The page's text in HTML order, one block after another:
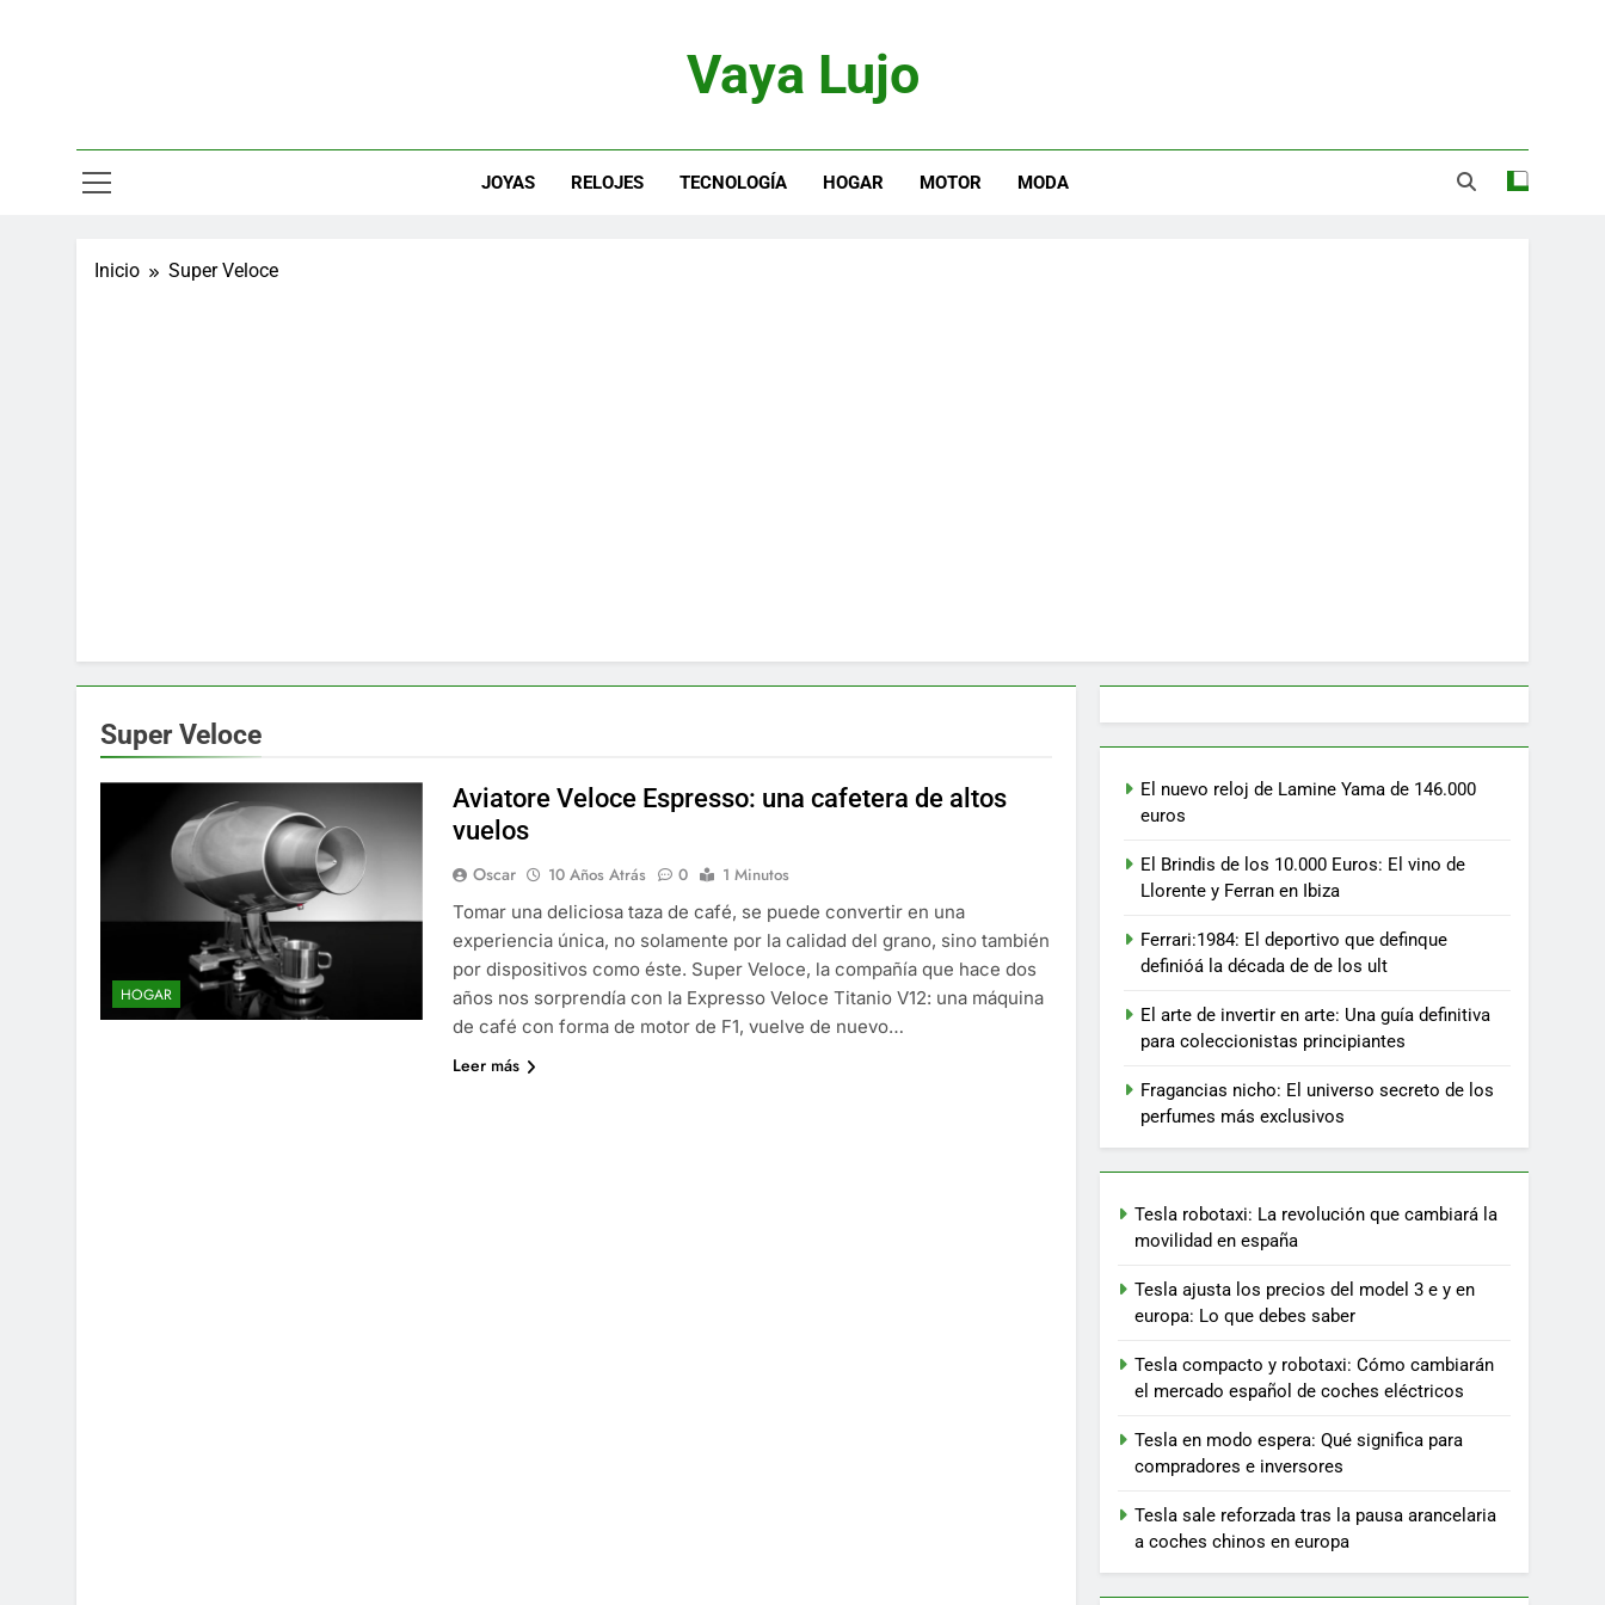
Vaya Lujo
JOYAS RELOJES TECNOLOGÍA HOGAR MOTOR MODA
Inicio Super Veloce
Super Veloce
HOGAR
Aviatore Veloce Espresso: una cafetera de altos
vuelos
Oscar 10 Años Atrás 0
1 Minutos
Tomar una deliciosa taza de café, se puede convertir en una
experiencia única, no solamente por la calidad del grano, sino también
por dispositivos como éste. Super Veloce, la compañía que hace dos
años nos sorprendía con la Expresso Veloce Titanio V12: una máquina
de café con forma de motor de F1, vuelve de nuevo…
Leer más
El nuevo reloj de Lamine Yama de 146.000
euros
El Brindis de los 10.000 Euros: El vino de
Llorente y Ferran en Ibiza
Ferrari:1984: El deportivo que definque
definióá la década de de los ult
El arte de invertir en arte: Una guía definitiva
para coleccionistas principiantes
Fragancias nicho: El universo secreto de los
perfumes más exclusivos
Tesla robotaxi: La revolución que cambiará la
movilidad en españa
Tesla ajusta los precios del model 3 e y en
europa: Lo que debes saber
Tesla compacto y robotaxi: Cómo cambiarán
el mercado español de coches eléctricos
Tesla en modo espera: Qué significa para
compradores e inversores
Tesla sale reforzada tras la pausa arancelaria
a coches chinos en europa